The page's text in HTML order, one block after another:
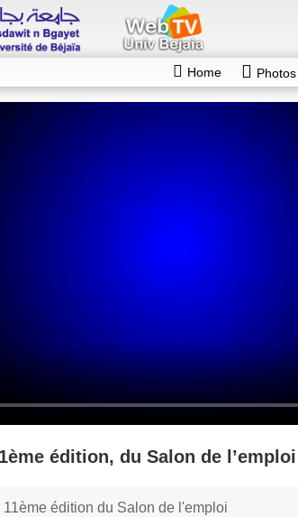
Home Photos
édition, du Salon de l’emploi
édition du Salon de l'emploi